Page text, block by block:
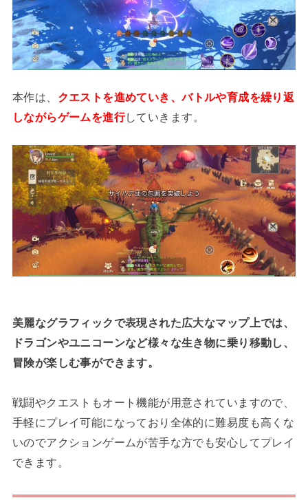
本作は、 クエストを進めていき、バトルや育成を繰り返
しながらゲームを進行していきます。
美麗なグラフィックで表現された広大なマップ上では、
ドラゴンやユニコーンなど様々な生き物に乗り移動し、
冒険が楽しむ事ができます。
戦闘やクエストもオート機能が用意されていますので、
手軽にプレイ可能になっており全体的に難易度も高くな
いのでアクションゲームが苦手な方でも安心してプレイ
できます。